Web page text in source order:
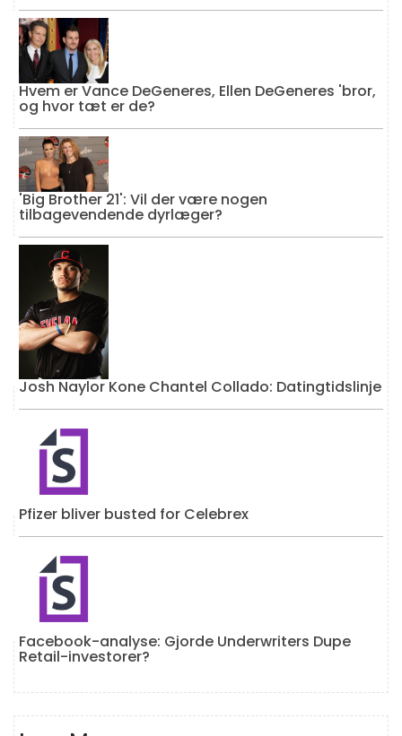
Hvem er Vance DeGeneres, Ellen DeGeneres 'bror,
og hvor tæt er de?
'Big Brother 21': Vil der være nogen
tilbagevendende dyrlæger?
Josh Naylor Kone Chantel Collado: Datingtidslinje
Pfizer bliver busted for Celebrex
Facebook-analyse: Gjorde Underwriters Dupe
Retail-investorer?